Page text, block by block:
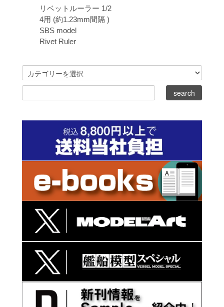
リベットルーラー 1/2
4用 (約1.23mm間隔 )
SBS model
Rivet Ruler